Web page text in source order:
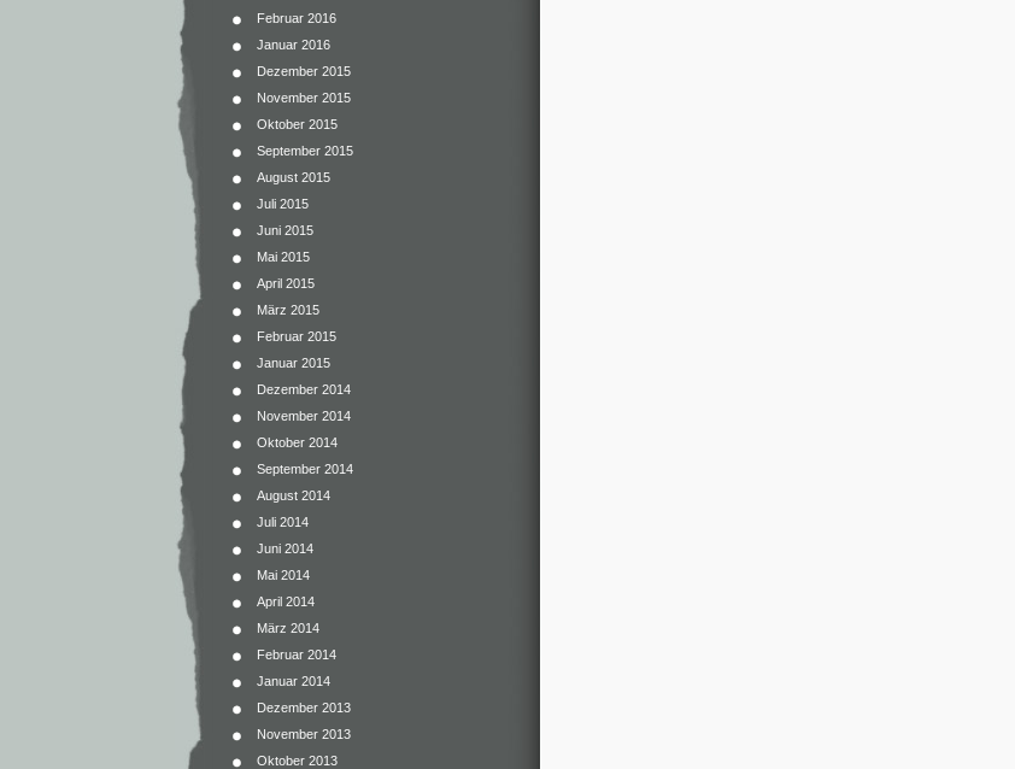
Februar 2016
Januar 2016
Dezember 2015
November 2015
Oktober 2015
September 2015
August 2015
Juli 2015
Juni 2015
Mai 2015
April 2015
März 2015
Februar 2015
Januar 2015
Dezember 2014
November 2014
Oktober 2014
September 2014
August 2014
Juli 2014
Juni 2014
Mai 2014
April 2014
März 2014
Februar 2014
Januar 2014
Dezember 2013
November 2013
Oktober 2013